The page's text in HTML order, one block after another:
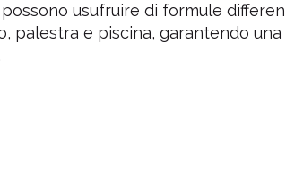
usufruire di formule
palestra e piscina, garantendo